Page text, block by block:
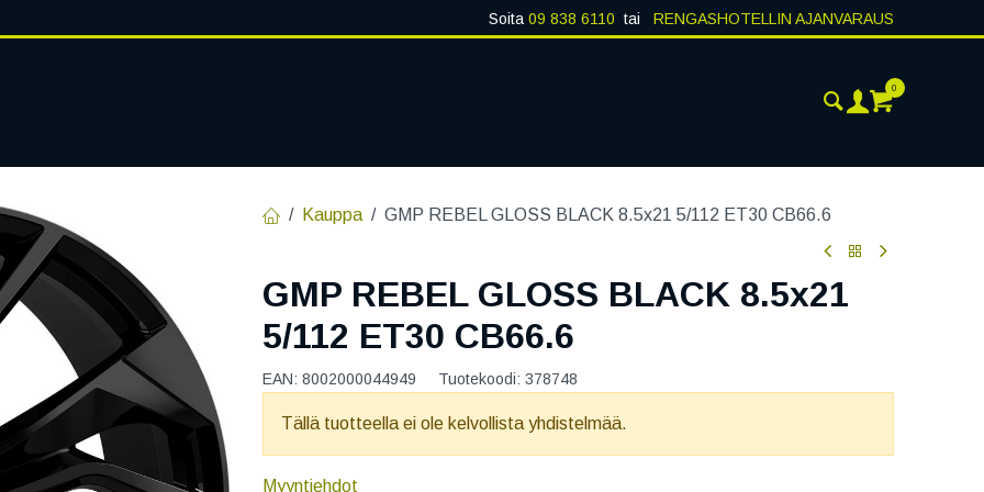
Soita 09 838 6110 tai RENGASHOTELLIN AJANVARAUS
0
Kauppa GMP REBEL GLOSS BLACK 8.5x21 5/112 ET30 CB66.6
GMP REBEL GLOSS BLACK 8.5x21
5/112 ET30 CB66.6
EAN: 8002000044949 Tuotekoodi: 378748
Tällä tuotteella ei ole kelvollista yhdistelmää.
Myyntiehdot